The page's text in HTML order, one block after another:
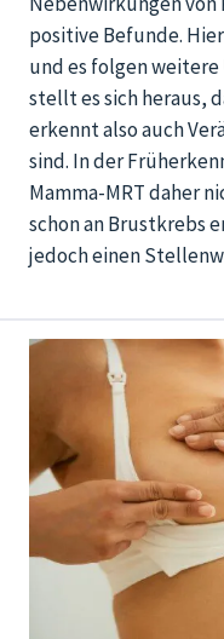
positive Befunde.
und es folgen
stellt es sich heraus,
erkennt also auch
sind. In der
Mamma-MRT daher
schon an Brustkrebs
jedoch einen